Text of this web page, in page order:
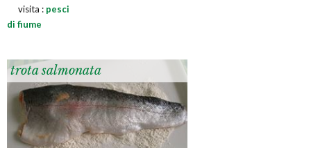
visita : pesci
di fiume
trota salmonata